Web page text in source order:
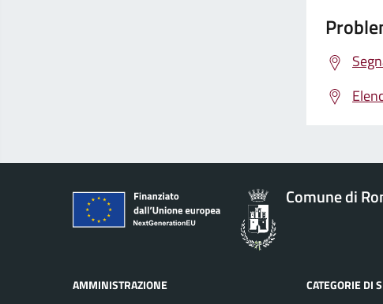
Comune di
AMMINISTRAZIONE CATEGORIE DI